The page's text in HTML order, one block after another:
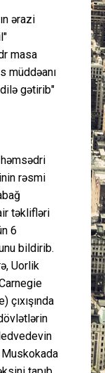
etikası
ərazi
masa
müddəanı
gətirib"
rəsmi
təklifləri
6
bildirib.
Uorlik
çıxışında